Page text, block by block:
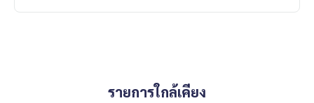
รายการใกล้เคียง